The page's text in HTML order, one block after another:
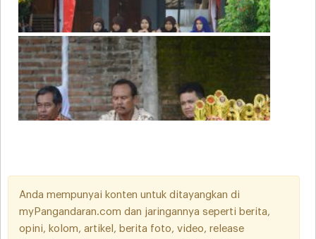
Anda mempunyai konten untuk ditayangkan di
myPangandaran.com dan jaringannya seperti berita,
opini, kolom, artikel, berita foto, video, release